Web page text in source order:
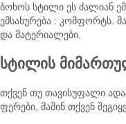
ბოხოს სტილი ეს ძალიან
ემსახურება : კომფორტს.
და მატერიალები.
სტილის
თქვენ თუ თავისუფალი
ფერები, მაშინ თქვენ